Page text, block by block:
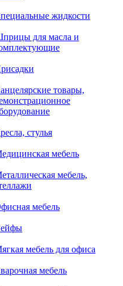
жидкости
для масла и
товары,
стулья
мебель
мебель,
мебель
мебель для офиса
мебель